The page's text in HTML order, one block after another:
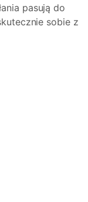
pasują do
sobie z